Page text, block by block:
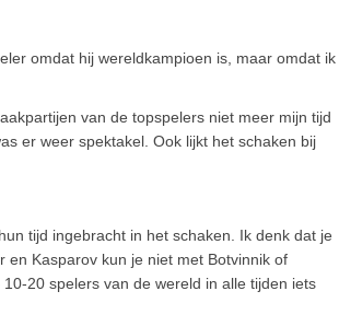
omdat hij wereldkampioen is, maar omdat ik
van de topspelers niet meer mijn tijd
er weer spektakel. Ook lijkt het schaken bij
tijd ingebracht in het schaken. Ik denk dat je
Kasparov kun je niet met Botvinnik of
20 spelers van de wereld in alle tijden iets